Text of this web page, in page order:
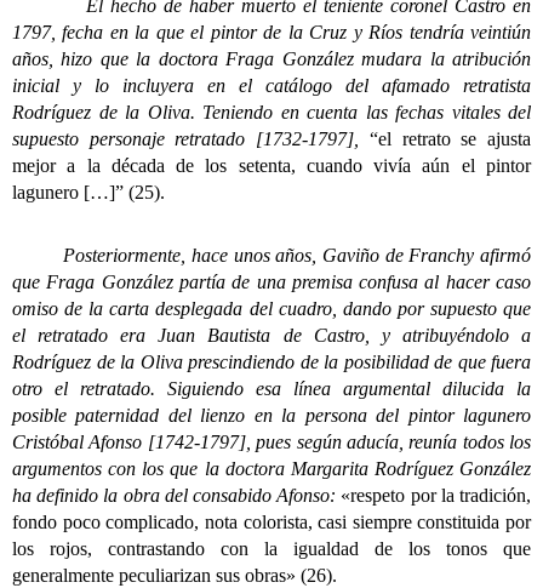
El hecho de haber muerto el teniente coronel Castro en
1797, fecha en la que el pintor de la Cruz y Ríos tendría veintiún
años, hizo que la doctora Fraga González mudara la atribución
inicial y lo incluyera en el catálogo del afamado retratista
Rodríguez de la Oliva. Teniendo en cuenta las fechas vitales del
supuesto personaje retratado [1732-1797], “el retrato se ajusta
mejor a la década de los setenta, cuando vivía aún el pintor
lagunero […]” (25).
Posteriormente, hace unos años, Gaviño de Franchy afirmó
que Fraga González partía de una premisa confusa al hacer caso
omiso de la carta desplegada del cuadro, dando por supuesto que
el retratado era Juan Bautista de Castro, y atribuyéndolo a
Rodríguez de la Oliva prescindiendo de la posibilidad de que fuera
otro el retratado. Siguiendo esa línea argumental dilucida la
posible paternidad del lienzo en la persona del pintor lagunero
Cristóbal Afonso [1742-1797], pues según aducía, reunía todos los
argumentos con los que la doctora Margarita Rodríguez González
ha definido la obra del consabido Afonso: «respeto por la tradición,
fondo poco complicado, nota colorista, casi siempre constituida por
los rojos, contrastando con la igualdad de los tonos que
generalmente peculiarizan sus obras» (26).